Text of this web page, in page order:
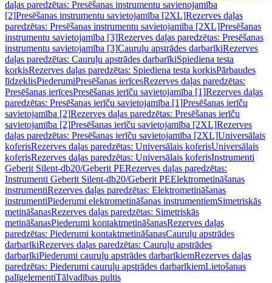
daļas paredzētas: Presēšanas instrumentu savienojamība
[2]Presēšanas instrumentu savietojamība [2XL]Rezerves daļas
paredzētas: Presēšanas instrumentu savietojamība [2XL]Presēšanas
instrumentu savietojamība [3]Rezerves daļas paredzētas: Presēšanas
instrumentu savietojamība [3]Cauruļu apstrādes darbarīkiRezerves
daļas paredzētas: Cauruļu apstrādes darbarīkiSpiediena testa
korķisRezerves daļas paredzētas: Spiediena testa korķisPārbaudes
līdzeklisPiederumiPresēšanas ierīcesRezerves daļas paredzētas:
Presēšanas ierīcesPresēšanas ierīču savietojamība [1]Rezerves daļas
paredzētas: Presēšanas ierīču savietojamība [1]Presēšanas ierīču
savietojamība [2]Rezerves daļas paredzētas: Presēšanas ierīču
savietojamība [2]Presēšanas ierīču savietojamība [2XL]Rezerves
daļas paredzētas: Presēšanas ierīču savietojamība [2XL]Universālais
koferisRezerves daļas paredzētas: Universālais koferisUniversālais
koferisRezerves daļas paredzētas: Universālais koferisInstrumenti
Geberit Silent-db20/Geberit PERezerves daļas paredzētas:
Instrumenti Geberit Silent-db20/Geberit PEElektrometināšanas
instrumentiRezerves daļas paredzētas: Elektrometināšanas
instrumentiPiederumi elektrometināšanas instrumentiemSimetriskās
metināšanasRezerves daļas paredzētas: Simetriskās
metināšanasPiederumi kontaktmetināšanasRezerves daļas
paredzētas: Piederumi kontaktmetināšanasCauruļu apstrādes
darbarīkiRezerves daļas paredzētas: Cauruļu apstrādes
darbarīkiPiederumi cauruļu apstrādes darbarīkiemRezerves daļas
paredzētas: Piederumi cauruļu apstrādes darbarīkiemLietošanas
palīgelementiTālvadības pultis